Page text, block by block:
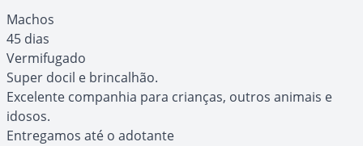
Machos
45 dias
Vermifugado
Super docil e brincalhão.
Excelente companhia para crianças, outros animais e
idosos.
Entregamos até o adotante